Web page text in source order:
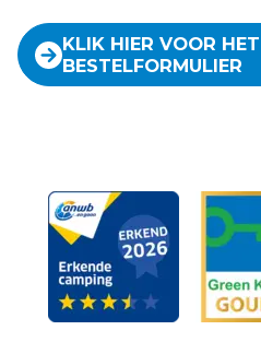
KLIK HIER VOOR HET
BESTELFORMULIER